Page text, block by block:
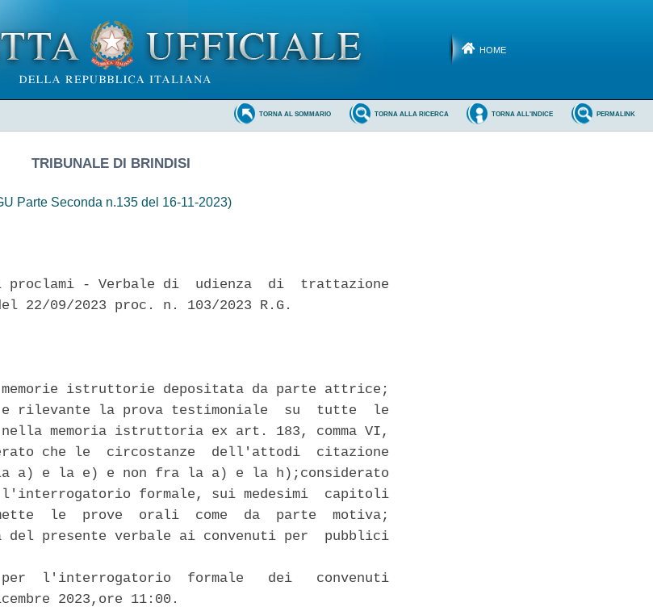
HOME
PERMALINK
TORNA ALL'INDICE
TORNA ALLA RICERCA
TORNA AL SOMMARIO
TRIBUNALE DI BRINDISI
Parte Seconda n.135 del 16-11-2023)
- Verbale di  udienza  di  trattazione
22/09/2023 proc. n. 103/2023 R.G.
istruttorie depositata da parte attrice;
e rilevante la prova testimoniale  su  tutte  le
memoria istruttoria ex art. 183, comma VI,
che le  circostanze  dell'attodi  citazione
la a) e la e) e non fra la a) e la h);considerato
formale, sui medesimi  capitoli
le  prove  orali  come  da  parte  motiva;
presente verbale ai convenuti per  pubblici
l'interrogatorio  formale   dei   convenuti
2023,ore 11:00.